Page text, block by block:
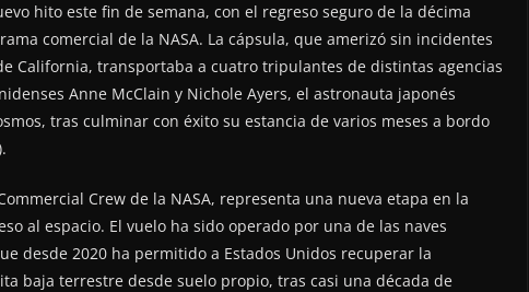
hito este fin de semana, con el regreso seguro de la décima
comercial de la NASA. La cápsula, que amerizó sin incidentes
California, transportaba a cuatro tripulantes de distintas agencias
Anne McClain y Nichole Ayers, el astronauta japonés
tras culminar con éxito su estancia de varios meses a bordo
Crew de la NASA, representa una nueva etapa en la
al espacio. El vuelo ha sido operado por una de las naves
desde 2020 ha permitido a Estados Unidos recuperar la
baja terrestre desde suelo propio, tras casi una década de